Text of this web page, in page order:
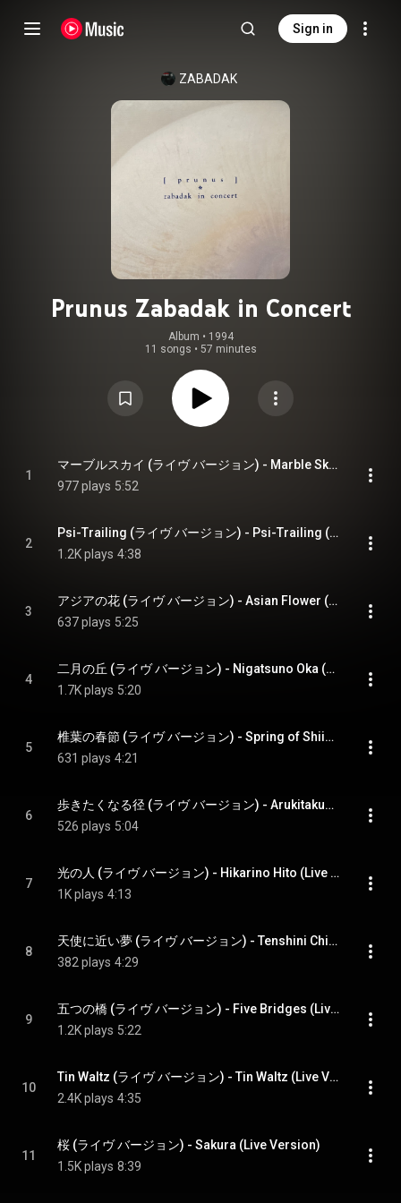
Sign in
ZABADAK
Prunus Zabadak in Concert
Album • 1994
11 songs • 57 minutes
1
マーブルスカイ (ライヴ バージョン) - Marble Sky (Live Version)
977 plays 5:52
2
Psi-Trailing (ライヴ バージョン) - Psi-Trailing (Live Version)
1.2K plays 4:38
3
アジアの花 (ライヴ バージョン) - Asian Flower (Live Version)
637 plays 5:25
4
二月の丘 (ライヴ バージョン) - Nigatsuno Oka (Live Version)
1.7K plays 5:20
5
椎葉の春節 (ライヴ バージョン) - Spring of Shiiba (Live Version)
631 plays 4:21
6
歩きたくなる径 (ライヴ バージョン) - Arukitakunaru Michi (Live Version)
526 plays 5:04
7
光の人 (ライヴ バージョン) - Hikarino Hito (Live Version)
1K plays 4:13
8
天使に近い夢 (ライヴ バージョン) - Tenshini Chikai Yume (Live Version)
382 plays 4:29
9
五つの橋 (ライヴ バージョン) - Five Bridges (Live Version)
1.2K plays 5:22
10
Tin Waltz (ライヴ バージョン) - Tin Waltz (Live Version)
2.4K plays 4:35
11
桜 (ライヴ バージョン) - Sakura (Live Version)
1.5K plays 8:39